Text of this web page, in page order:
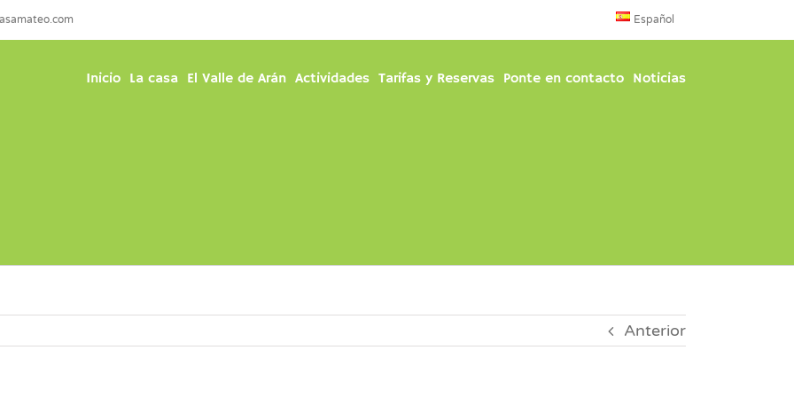
Español
Inicio La casa El Valle de Arán Actividades Tarifas y Reservas Ponte en contacto Noticias
Anterior